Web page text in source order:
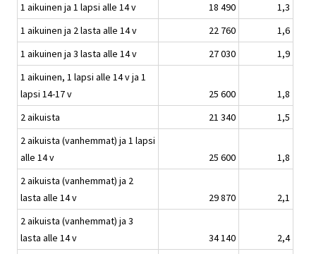
1 aikuinen ja 1 lapsi alle 14 v
18 490
1,3
1 aikuinen ja 2 lasta alle 14 v
22 760
1,6
1 aikuinen ja 3 lasta alle 14 v
27 030
1,9
1 aikuinen, 1 lapsi alle 14 v ja 1
lapsi 14-17 v
25 600
1,8
2 aikuista
21 340
1,5
2 aikuista (vanhemmat) ja 1 lapsi
alle 14 v
25 600
1,8
2 aikuista (vanhemmat) ja 2
lasta alle 14 v
29 870
2,1
2 aikuista (vanhemmat) ja 3
lasta alle 14 v
34 140
2,4